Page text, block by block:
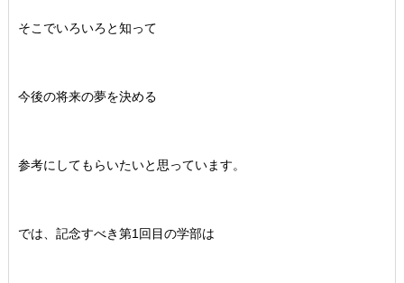
そこでいろいろと知って
今後の将来の夢を決める
参考にしてもらいたいと思っています。
では、記念すべき第1回目の学部は